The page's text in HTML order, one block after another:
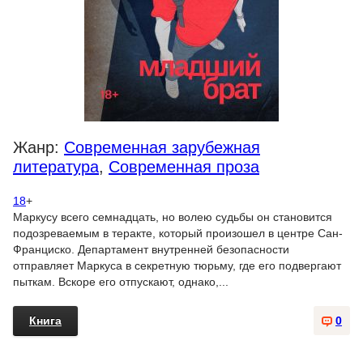
Жанр: Современная зарубежная
литература, Современная проза
18+
Маркусу всего семнадцать, но волею судьбы он становится
подозреваемым в теракте, который произошел в центре Сан-
Франциско. Департамент внутренней безопасности
отправляет Маркуса в секретную тюрьму, где его подвергают
пыткам. Вскоре его отпускают, однако,...
0
Книга